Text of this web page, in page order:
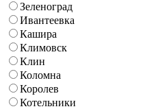
Зеленоград
Ивантеевка
Кашира
Климовск
Клин
Коломна
Королев
Котельники